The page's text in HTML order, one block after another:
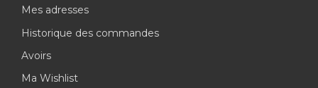
Mes adresses
Historique des commandes
Avoirs
Ma Wishlist